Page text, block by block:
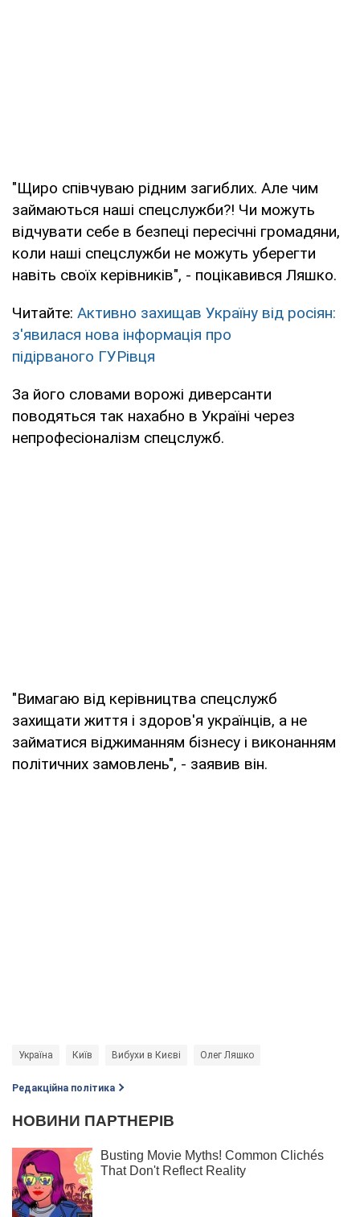
"Щиро співчуваю рідним загиблих. Але чим
займаються наші спецслужби?! Чи можуть
відчувати себе в безпеці пересічні громадяни,
коли наші спецслужби не можуть уберегти
навіть своїх керівників", - поцікавився Ляшко.
Читайте: Активно захищав Україну від росіян:
з'явилася нова інформація про
підірваного ГУРівця
За його словами ворожі диверсанти
поводяться так нахабно в Україні через
непрофесіоналізм спецслужб.
"Вимагаю від керівництва спецслужб
захищати життя і здоров'я українців, а не
займатися віджиманням бізнесу і виконанням
політичних замовлень", - заявив він.
Україна Київ Вибухи в Києві Олег Ляшко
Редакційна політика